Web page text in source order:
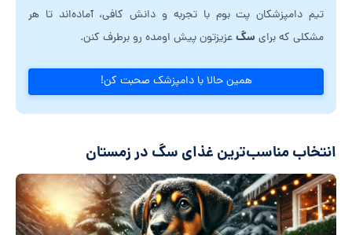
تیم دامپزشکان پت بوم با تجربه و دانش کافی، آماده‌اند تا هر
مشکلی که برای سگعزیزتون پیش اومده رو برطرف کنن.
همین حالا با دامپزشک صحبت کن!
انتخاب مناسب‌ترین غذای سگ در زمستان